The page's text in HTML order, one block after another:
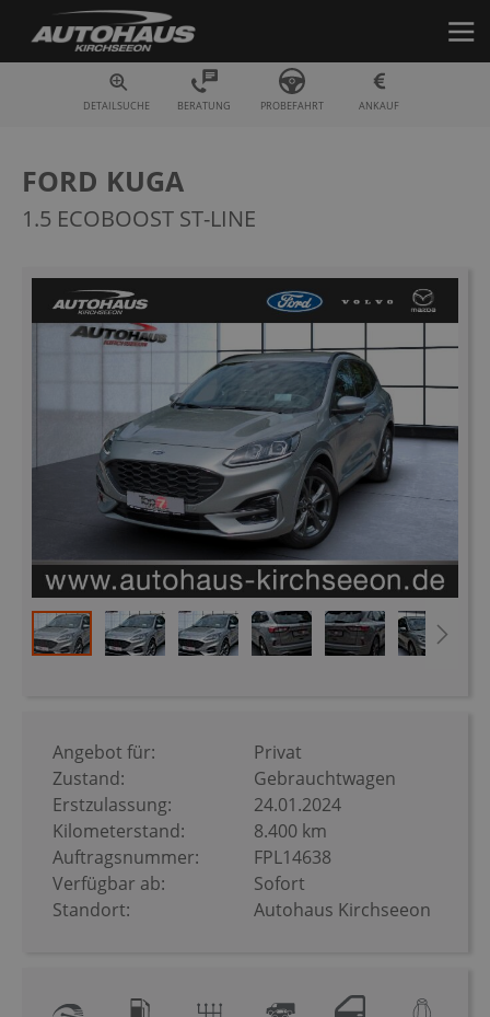
Fahrzeugsuche
DETAILSUCHE BERATUNG PROBEFAHRT ANKAUF
FORD KUGA
1.5 ECOBOOST ST-LINE
Ende
der
Bildergalerie
Bildergalerie
springen
Angebot für:
Privat
Zustand:
Gebrauchtwagen
Erstzulassung:
24.01.2024
Kilometerstand:
8.400 km
Auftragsnummer:
FPL14638
Verfügbar ab:
Sofort
Standort:
Autohaus Kirchseeon